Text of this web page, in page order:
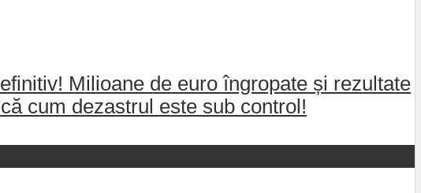
Milioane de euro îngropate și rezultate
cum dezastrul este sub control!